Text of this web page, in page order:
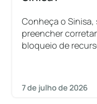
Conheça o
preencher
bloqueio de
7 de julho de 2026